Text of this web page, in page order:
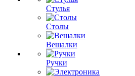
Стулья
Столы
Вешалки
Ручки